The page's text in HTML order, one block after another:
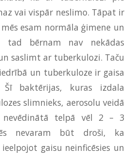
vai vispār neslimo. Tāpat ir
esam normāla ģimene un
tad bērnam nav nekādas
saslimt ar tuberkulozi. Taču
un tuberkuloze ir gaisa
Šī baktērijas, kuras izdala
slimnieks, aerosolu veidā
nevēdinātā telpā vēl 2 – 3
nevaram būt droši, ka
gaisu neinficēsies un